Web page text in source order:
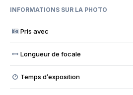
INFORMATIONS SUR LA PHOTO
Pris avec
Longueur de focale
Temps d’exposition